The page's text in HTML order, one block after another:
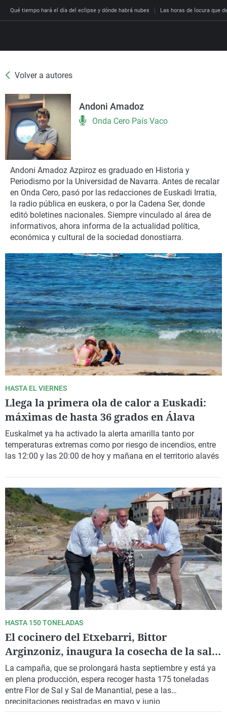
Qué tiempo hará el día del eclipse y dónde habrá nubes Las horas de locura que
Directo
Programas
La brújula
Radioestadio
Radioestadio noche
El colegio invisible
La rosa de los vientos
Gente viajera
Como el perro y el
Podcast
El viaje del Guernica
Invisibles
Prohibido morirse
Esto no ha pasado
Caso
Retornados
Equipo de
Operación Viuda
España
Cantabria
Cataluña
Comunidad de Madrid
Comunitat Valenciana
Extremadura
Galicia
La Rioja
Navarra
País Vasco
Economía
Deportes
Motor
El tiempo
Más noticias
Cultura
Ciencia y Tecnología
Gastronomía
Medio ambiente
Virales
Televisión
Elecciones
Volver a autores
Andoni Amadoz
Onda Cero País Vaco
Andoni Amadoz Azpiroz es graduado en Historia y
Periodismo por la Universidad de Navarra. Antes de recalar
en Onda Cero, pasó por las redacciones de Euskadi Irratia,
la radio pública en euskera, o por la Cadena Ser, donde
editó boletines nacionales. Siempre vinculado al área de
informativos, ahora informa de la actualidad política,
económica y cultural de la sociedad donostiarra.
HASTA EL VIERNES
Llega la primera ola de calor a Euskadi:
máximas de hasta 36 grados en Álava
Euskalmet ya ha activado la alerta amarilla tanto por
temperaturas extremas como por riesgo de incendios, entre
las 12:00 y las 20:00 de hoy y mañana en el territorio alavés
HASTA 150 TONELADAS
El cocinero del Etxebarri, Bittor
Arginzoniz, inaugura la cosecha de la sal
en Añana
La campaña, que se prolongará hasta septiembre y está ya
en plena producción, espera recoger hasta 175 toneladas
entre Flor de Sal y Sal de Manantial, pese a las
precipitaciones registradas en mayo y junio